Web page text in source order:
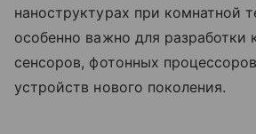
наноструктурах при комнатной
особенно важно для разработки
сенсоров, фотонных
устройств нового поколения.